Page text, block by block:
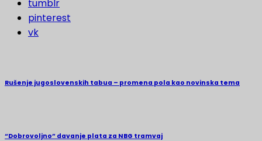
tumblr
pinterest
vk
Rušenje jugoslovenskih tabua – promena pola kao novinska tema
“Dobrovoljno” davanje plata za NBG tramvaj